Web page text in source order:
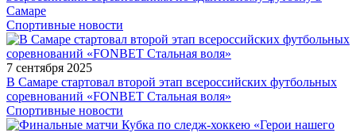
Самаре
Спортивные новости
7 сентября 2025
В Самаре стартовал второй этап всероссийских футбольных
соревнований «FONBET Стальная воля»
Спортивные новости